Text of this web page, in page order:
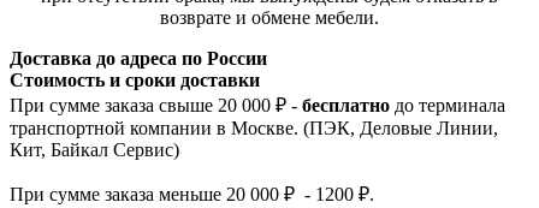
возврате и обмене мебели.
Доставка до адреса по России
Стоимость и сроки доставки
При сумме заказа свыше 20 000 ₽ - бесплатно до терминала
транспортной компании в Москве. (ПЭК, Деловые Линии,
Кит, Байкал Сервис)
При сумме заказа меньше 20 000 ₽ - 1200 ₽.